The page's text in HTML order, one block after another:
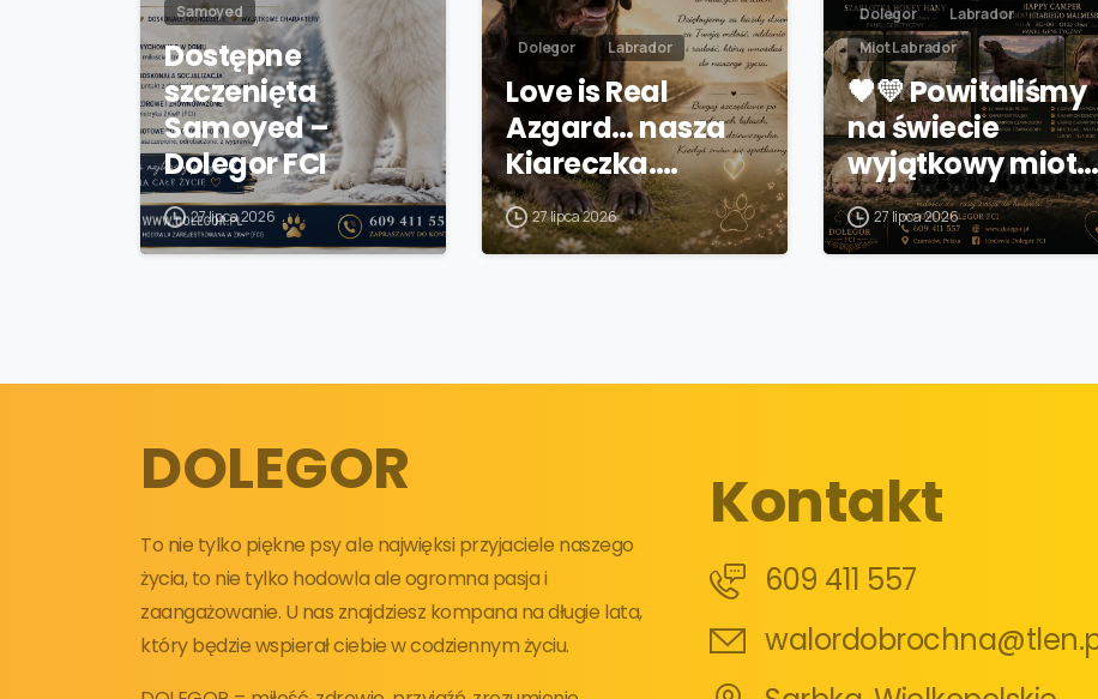
Samoyed
Dostępne
szczenięta
Samoyed –
Dolegor FCI
27 lipca 2026
Dolegor Labrador
Love is Real
Azgard… nasza
Kiareczka.…
27 lipca 2026
Dolegor
Labrador
Miot Labrador
🖤💛 Powitaliśmy
na świecie
wyjątkowy miot…
27 lipca 2026
DOLEGOR
To nie tylko piękne psy ale najwięksi przyjaciele naszego
życia, to nie tylko hodowla ale ogromna pasja i
zaangażowanie. U nas znajdziesz kompana na długie lata,
który będzie wspierał ciebie w codziennym życiu.
Kontakt
609 411 557